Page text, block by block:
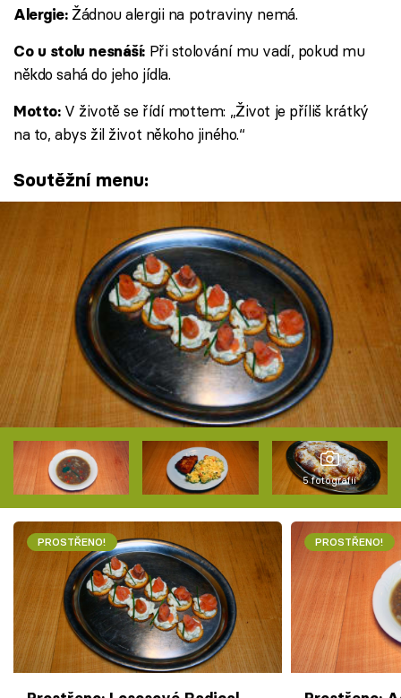
Alergie:Žádnou alergii na potraviny nemá.
Co u stolu nesnáší:Při stolování mu vadí, pokud mu
někdo sahá do jeho jídla.
Motto:V životě se řídí mottem: „Život je příliš krátký
na to, abys žil život někoho jiného.“
Soutěžní menu:
5 fotografií
PROSTŘENO! PROSTŘENO!